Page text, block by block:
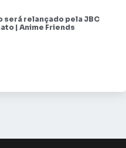
será relançado pela JBC
| Anime Friends